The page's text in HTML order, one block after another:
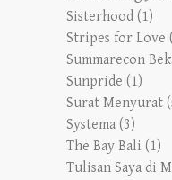
Sisterhood (1)
Stripes for Love
Summarecon
Sunpride (1)
Surat Menyurat
Systema (3)
The Bay Bali (1)
Tulisan Saya di